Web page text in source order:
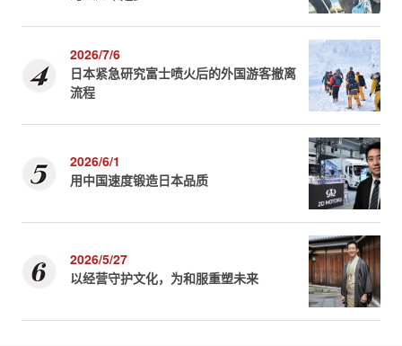
2026/7/6
日本紧急研究富士喷火后的外国游客撤离
流程
2026/6/1
用中国速度锻造日本品质
2026/5/27
以经营守护文化，为和服重塑未来